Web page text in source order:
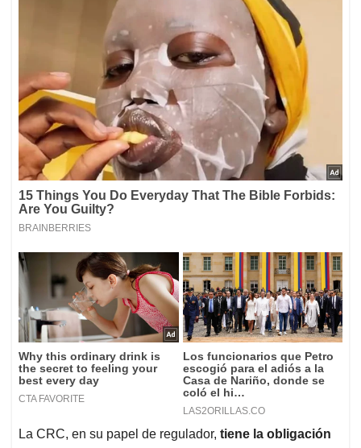
La CRC, en su papel de regulador, tiene la obligación